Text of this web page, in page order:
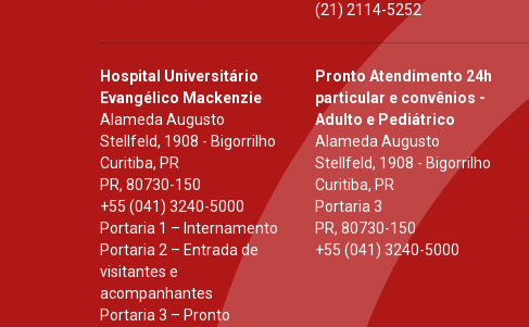
(21) 2114-5252
Hospital Universitário
Evangélico Mackenzie
Alameda Augusto
Stellfeld, 1908 - Bigorrilho
Curitiba, PR
PR, 80730-150
+55 (041) 3240-5000
Portaria 1 – Internamento
Portaria 2 – Entrada de
visitantes e
acompanhantes
Portaria 3 – Pronto
Pronto Atendimento 24h
particular e convênios -
Adulto e Pediátrico
Alameda Augusto
Stellfeld, 1908 - Bigorrilho
Curitiba, PR
Portaria 3
PR,80730-150
+55 (041) 3240-5000